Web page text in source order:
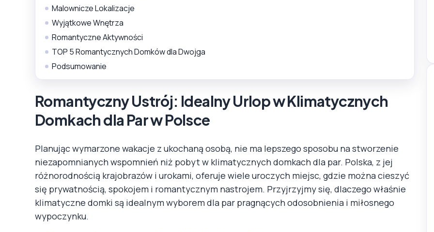
Malownicze Lokalizacje
Wyjątkowe Wnętrza
Romantyczne Aktywności
TOP 5 Romantycznych Domków dla Dwojga
Podsumowanie
Romantyczny Ustrój: Idealny Urlop w Klimatycznych
Domkach dla Par w Polsce
Planując wymarzone wakacje z ukochaną osobą, nie ma lepszego sposobu na stworzenie
niezapomnianych wspomnień niż pobyt w klimatycznych domkach dla par. Polska, z jej
różnorodnością krajobrazów i urokami, oferuje wiele uroczych miejsc, gdzie można cieszyć
się prywatnością, spokojem i romantycznym nastrojem. Przyjrzyjmy się, dlaczego właśnie
klimatyczne domki są idealnym wyborem dla par pragnących odosobnienia i miłosnego
wypoczynku.